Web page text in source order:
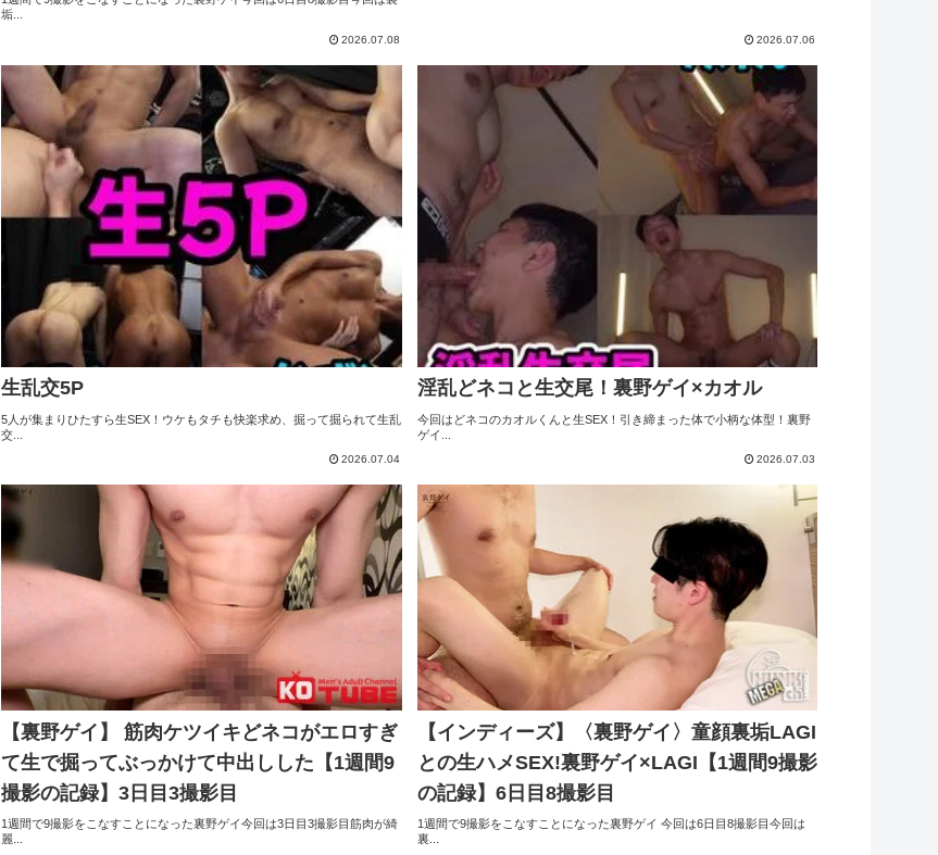
垢...
2026.07.08 2026.07.06
生乱交5P
5人が集まりひたすら生SEX！ウケもタチも快楽求め、掘って掘られて生乱
交...
2026.07.04
淫乱どネコと生交尾！裏野ゲイ×カオル
今回はどネコのカオルくんと生SEX！引き締まった体で小柄な体型！裏野
ゲイ...
2026.07.03
【裏野ゲイ】 筋肉ケツイキどネコがエロすぎ
て生で掘ってぶっかけて中出しした【1週間9
撮影の記録】3日目3撮影目
1週間で9撮影をこなすことになった裏野ゲイ今回は3日目3撮影目筋肉が綺
麗...
【インディーズ】〈裏野ゲイ〉童顔裏垢LAGI
との生ハメSEX!裏野ゲイ×LAGI【1週間9撮影
の記録】6日目8撮影目
1週間で9撮影をこなすことになった裏野ゲイ 今回は6日目8撮影目今回は
裏...